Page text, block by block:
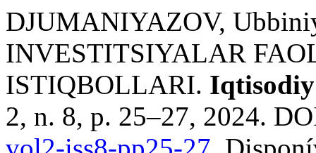
DJUMANIYAZOV,
INVESTITSIYALAR
ISTIQBOLLARI.
2, n. 8, p. 25–27, 2024.